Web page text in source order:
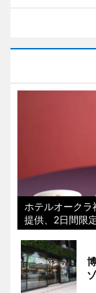
ホテルオーク
提供、2日間限